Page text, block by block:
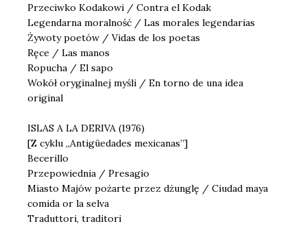
Przeciwko Kodakowi / Contra el Kodak
Legendarna moralność / Las morales legendarias
Żywoty poetów / Vidas de los poetas
Ręce / Las manos
Ropucha / El sapo
Wokół oryginalnej myśli / En torno de una idea
original
ISLAS A LA DERIVA (1976)
[Z cyklu „Antigüedades mexicanas”]
Becerillo
Przepowiednia / Presagio
Miasto Majów pożarte przez dżunglę / Ciudad maya
comida or la selva
Traduttori, traditori